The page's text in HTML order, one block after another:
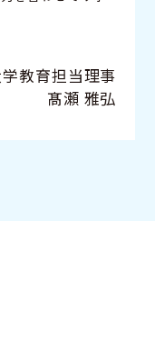
教育担当理事
髙瀬 雅弘